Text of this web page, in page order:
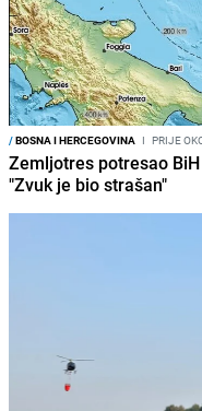
/BOSNA I HERCEGOVINA I PRIJE
Zemljotres potresao
"Zvuk je bio strašan"